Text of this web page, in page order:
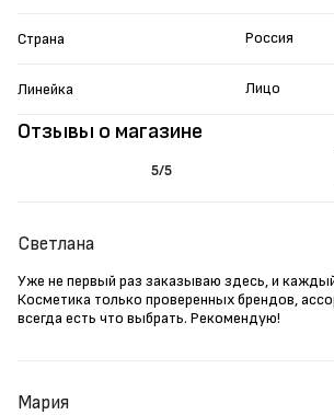
Отзывы о магазине
5/5
Светлана
Уже не первый раз заказываю здесь, и
Косметика только проверенных брендов,
всегда есть что выбрать. Рекомендую!
Мария
Страна Россия
Линейка Лицо